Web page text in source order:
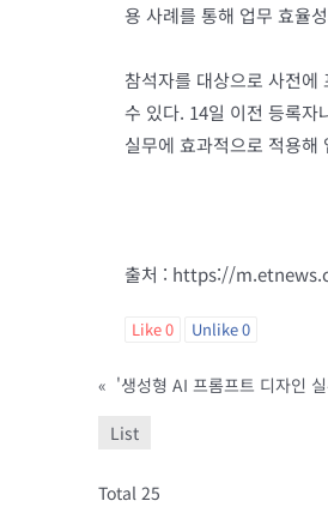
용 사례를 통해 업무 효율
참석자를 대상으로 사전
수 있다. 14일 이전 등록자
실무에 효과적으로 적용해
출처 : https://
Like0 Unlike0
« '생성형 AI 프롬프트 디자인
List
Total 25